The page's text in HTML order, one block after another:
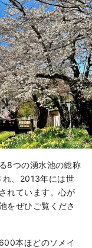
8つの湧水池の総称
れ、2013年には世
れています。心が
をぜひご覧くださ
本ほどのソメイ